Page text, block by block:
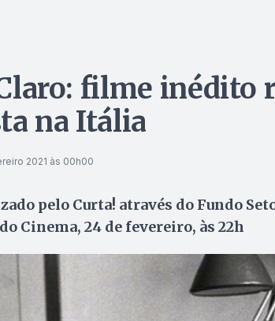
filme inédito
na Itália
2021 às 00h00
pelo Curta! através do Fundo
Cinema, 24 de fevereiro, às 22h